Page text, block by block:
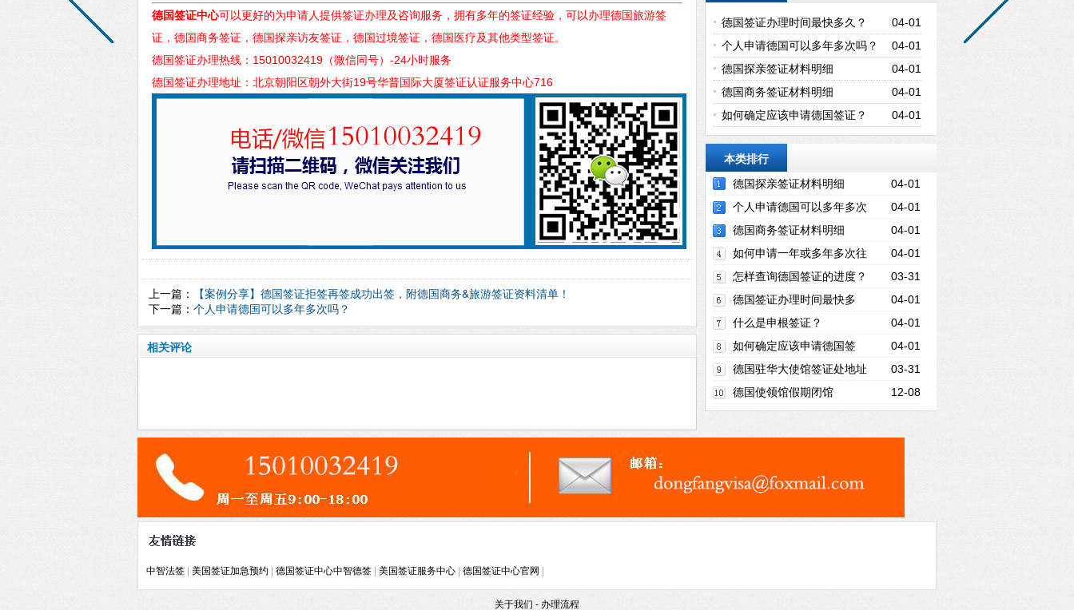
德国签证中心可以更好的为申请人提供签证办理及咨询服务，拥有多年的签证经验，可以办理德国旅游签
证，德国商务签证，德国探亲访友签证，德国过境签证，德国医疗及其他类型签证。
德国签证办理热线：15010032419（微信同号）-24小时服务
德国签证办理地址：北京朝阳区朝外大街19号华普国际大厦签证认证服务中心716
上一篇：
【案例分享】德国签证拒签再签成功出签，附德国商务&旅游签证资料清单！
下一篇： 个人申请德国可以多年多次吗？
相关评论
04-01
德国签证办理时间最快多久？
04-01
个人申请德国可以多年多次吗？
04-01
德国探亲签证材料明细
04-01
德国商务签证材料明细
04-01
如何确定应该申请德国签证？
本类排行
04-01
德国探亲签证材料明细
04-01
个人申请德国可以多年多次
吗？ 04-01
德国商务签证材料明细
04-01
如何申请一年或多年多次往
返的德国签证 03-31
怎样查询德国签证的进度？
04-01
德国签证办理时间最快多
久？ 04-01
什么是申根签证？
04-01
如何确定应该申请德国签
证？ 03-31
德国驻华大使馆签证处地址
12-08
德国使领馆假期闭馆
中智法签 美国签证加急预约 德国签证中心中智德签 美国签证服务中心 德国签证中心官网
关于我们 - 办理流程